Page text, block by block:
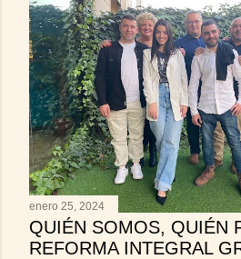
enero 25, 2024
QUIÉN SOMOS, QUIÉN
REFORMA INTEGRAL